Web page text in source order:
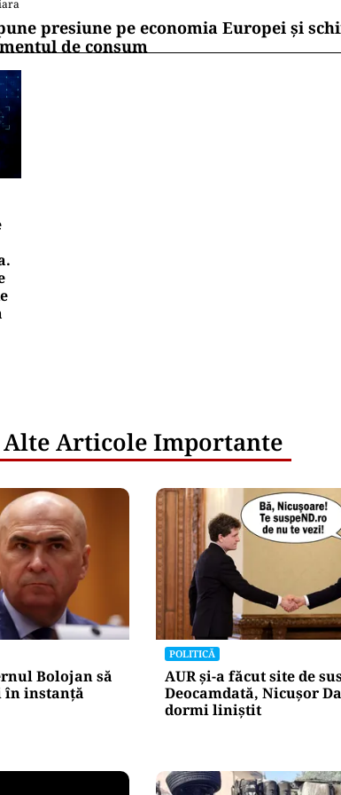
presiune pe economia Europei și
de consum
Alte Articole Importante
Bolojan să
în instanță
POLITICĂ
AUR și-a făcut site de
Deocamdată, Nicușor
dormi liniștit